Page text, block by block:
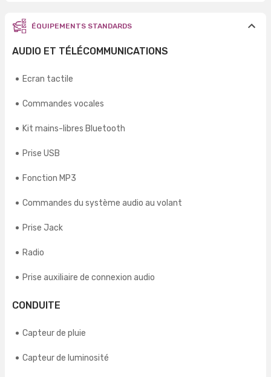
ÉQUIPEMENTS STANDARDS
AUDIO ET TÉLÉCOMMUNICATIONS
Ecran tactile
Commandes vocales
Kit mains-libres Bluetooth
Prise USB
Fonction MP3
Commandes du système audio au volant
Prise Jack
Radio
Prise auxiliaire de connexion audio
CONDUITE
Capteur de pluie
Capteur de luminosité